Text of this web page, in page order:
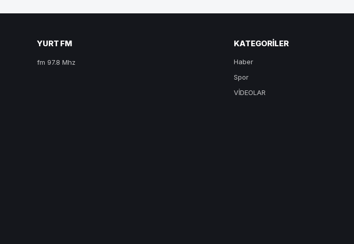
YURT FM
fm 97.8 Mhz
KATEGORILER
Haber
Spor
VİDEOLAR